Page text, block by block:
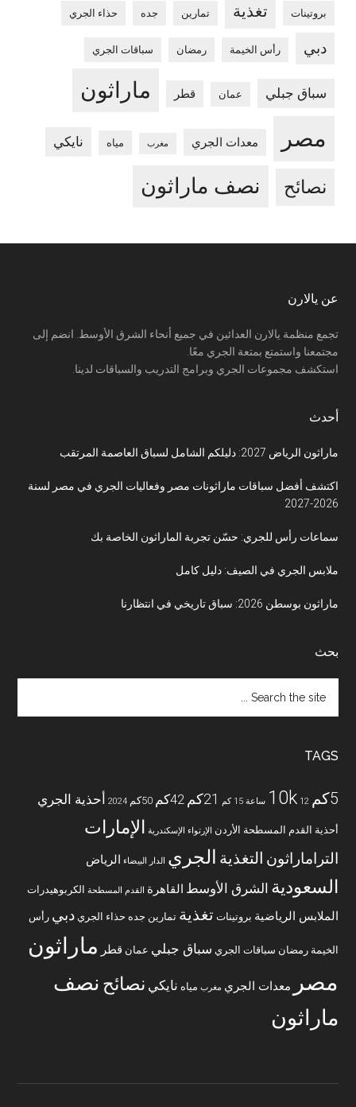
بروتينات تغذية تمارين جده حذاء الجري
دبي رأس الخيمة رمضان سباقات الجري
سباق جبلي عمان قطر ماراثون
مصر معدات الجري مغرب مياه نايكي
نصائح نصف ماراثون
Footer
عن يالارن
تجمع منظمة يالارن العدائين في جميع أنحاء الشرق الأوسط. انضم إلى
مجتمعنا واستمتع بمتعة الجري معًا.
استكشف مجموعات الجري وبرامج التدريب والسباقات لدينا.
أحدث
ماراثون الرياض 2027: دليلكم الشامل لسباق العاصمة المرتقب
اكتشف أفضل سباقات ماراثونات مصر وفعاليات الجري في مصر لسنة
2026-2027
سماعات رأس للجري: حسّن تجربة الماراثون الخاصة بك
ملابس الجري في الصيف: دليل كامل
ماراثون بوسطن 2026: سباق تاريخي في انتظارنا
بحث
the
TAGS
5كم 10k 12 ساعة 15 كم 21كم 42كم 50كم 2024 أحذية الجري
أحذية القدم المسطحة الأردن الإرتواء الإسكندرية الإمارات
التراماراثون التغذية الجري الدار البيضاء الرياض
السعودية الشرق الأوسط القاهرة القدم المسطحة الكربوهيدرات
الملابس الرياضية بروتينات تغذية تمارين جده حذاء الجري دبي رأس
الخيمة رمضان سباقات الجري سباق جبلي عمان قطر ماراثون
مصر معدات الجري مغرب مياه نايكي نصائح نصف
ماراثون